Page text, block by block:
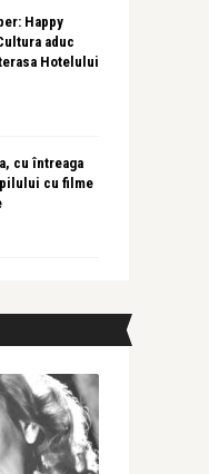
Happy
aduc
Hotelului
cu întreaga
cu filme